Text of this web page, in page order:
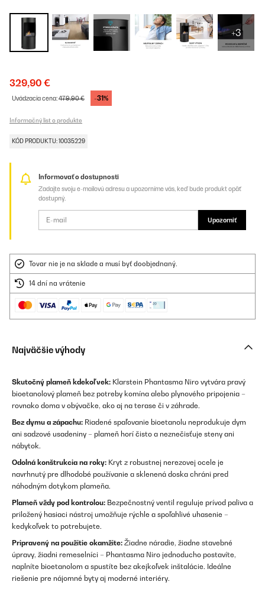
+3
329,90 €
Uvádzacia cena:479,90 € -31%
Informačný list o produkte
KÓD PRODUKTU: 10035229
Informovať o dostupnosti
Zadajte svoju e-mailovú adresu a upozorníme vás, keď bude produkt opäť
dostupný.
Upozorniť
Tovar nie je na sklade a musí byť doobjednaný.
14 dní na vrátenie
Najväčšie výhody
Skutočný plameň kdekoľvek: Klarstein Phantasma Niro vytvára pravý
bioetanolový plameň bez potreby komína alebo plynového pripojenia –
rovnako doma v obývačke, ako aj na terase či v záhrade.
Bez dymu a zápachu: Riadené spaľovanie bioetanolu neprodukuje dym
ani sadzové usadeniny – plameň horí čisto a neznečisťuje steny ani
nábytok.
Odolná konštrukcia na roky: Kryt z robustnej nerezovej ocele je
navrhnutý pre dlhodobé používanie a sklenená doska chráni pred
náhodným dotykom plameňa.
Plameň vždy pod kontrolou: Bezpečnostný ventil reguluje prívod paliva a
priložený hasiaci nástroj umožňuje rýchle a spoľahlivé uhasenie –
kedykoľvek to potrebujete.
Pripravený na použitie okamžite: Žiadne náradie, žiadne stavebné
úpravy, žiadni remeselníci – Phantasma Niro jednoducho postavíte,
naplníte bioetanolom a spustíte bez akejkoľvek inštalácie. Ideálne
riešenie pre nájomné byty aj moderné interiéry.